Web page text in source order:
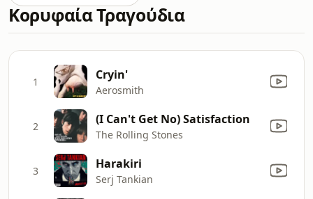
Κορυφαία Τραγούδια
1 Cryin'
Aerosmith
2 (I Can't Get No) Satisfaction
The Rolling Stones
3 Harakiri
Serj Tankian